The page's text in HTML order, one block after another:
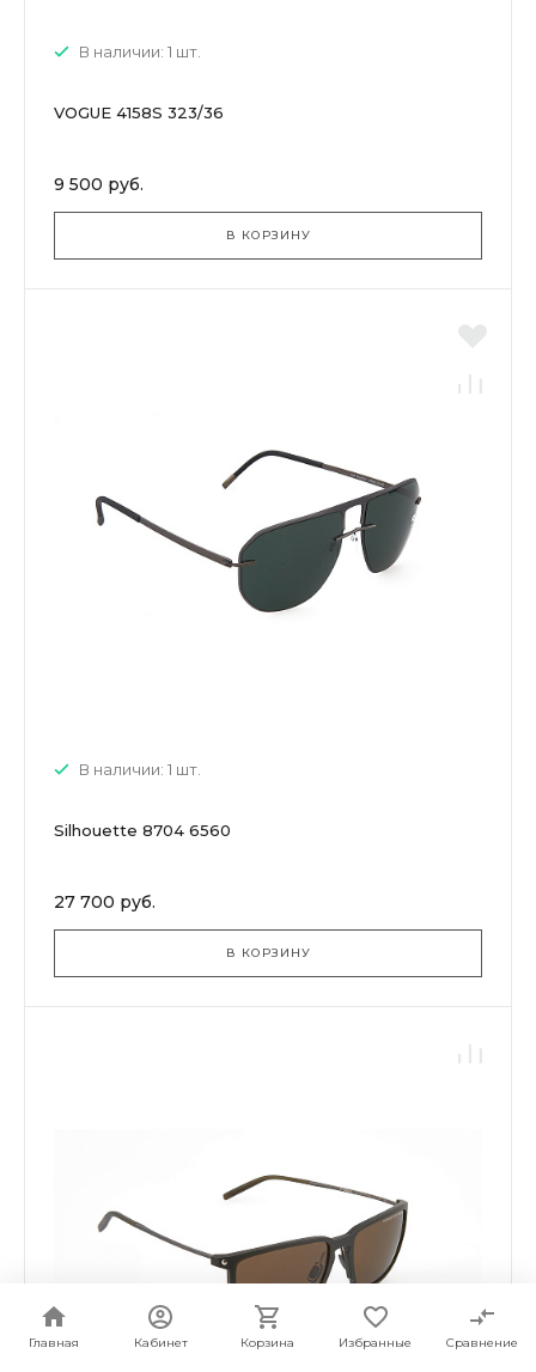
Главная Кабинет Корзина Избранные Сравнение
В наличии: 1 шт.
VOGUE 4158S 323/36
9 500 руб.
В КОРЗИНУ
В наличии: 1 шт.
Silhouette 8704 6560
27 700 руб.
В КОРЗИНУ